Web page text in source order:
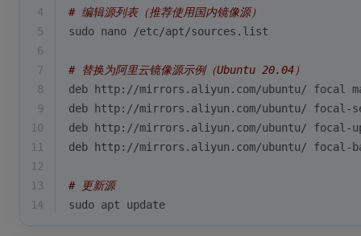
4
# 编辑源列表（推荐使用国内镜像源）
5
sudo nano /etc/apt/sources.list
6
7
# 替换为阿里云镜像源示例（Ubuntu 20.04）
8
deb http://mirrors.aliyun.com/ubuntu/ focal
9
deb http://mirrors.aliyun.com/ubuntu/ focal-
10
deb http://mirrors.aliyun.com/ubuntu/ focal-
11
deb http://mirrors.aliyun.com/ubuntu/ focal-
12
13
# 更新源
14
sudo apt update